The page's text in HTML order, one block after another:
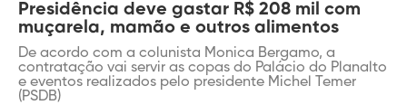
outros alimentos
Presidência deve gastar R$ 208 mil com
muçarela, mamão e outros alimentos
De acordo com a colunista Monica Bergamo, a
contratação vai servir as copas do Palácio do Planalto
e eventos realizados pelo presidente Michel Temer
(PSDB)